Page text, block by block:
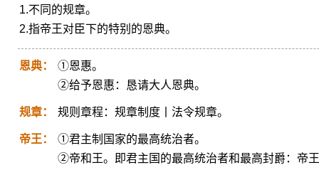
1.不同的规章。
2.指帝王对臣下的特别的恩典。
恩典：
①恩惠。
②给予恩惠：恳请大人恩典。
规章： 规则章程：规章制度丨法令规章。
帝王：
①君主制国家的最高统治者。
②帝和王。即君主国的最高统治者和最高封爵：帝